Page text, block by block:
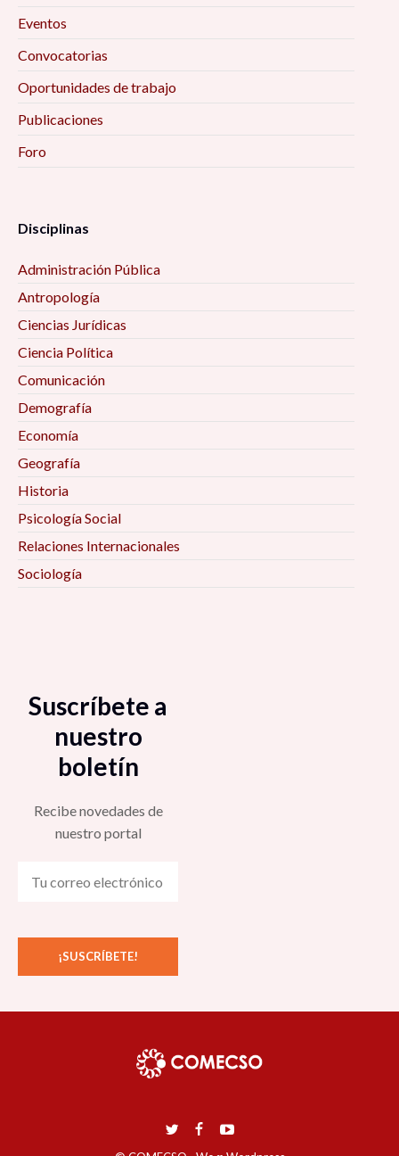
Eventos
Convocatorias
Oportunidades de trabajo
Publicaciones
Foro
Disciplinas
Administración Pública
Antropología
Ciencias Jurídicas
Ciencia Política
Comunicación
Demografía
Economía
Geografía
Historia
Psicología Social
Relaciones Internacionales
Sociología
Suscríbete a
nuestro
boletín
Recibe novedades de
nuestro portal